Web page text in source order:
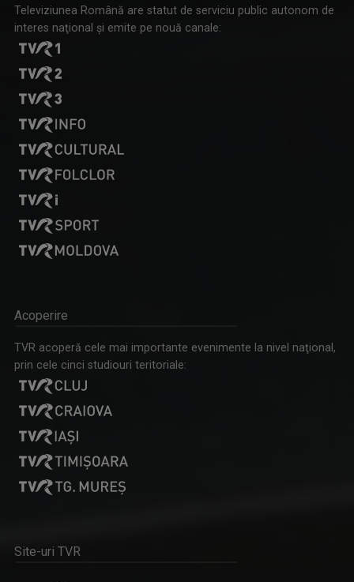
INTERVIURILE TVR CULTURAL
La „Interviurile TVR CULTURAL”, jurnalistele ...
Din aprilie 2023, TVR Cultural le aduce ...
Televiziunea Română are statut de serviciu public autonom de
interes naţional şi emite pe nouă canale:
Acoperire
TVR acoperă cele mai importante evenimente la nivel naţional,
prin cele cinci studiouri teritoriale:
Site-uri TVR